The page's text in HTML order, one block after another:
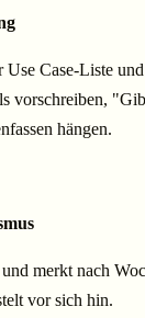
Use Case-Liste
vorschreiben,
hängen.
merkt nach
vor sich hin.